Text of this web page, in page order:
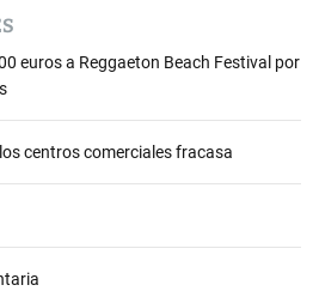
euros a Reggaeton Beach Festival por
centros comerciales fracasa